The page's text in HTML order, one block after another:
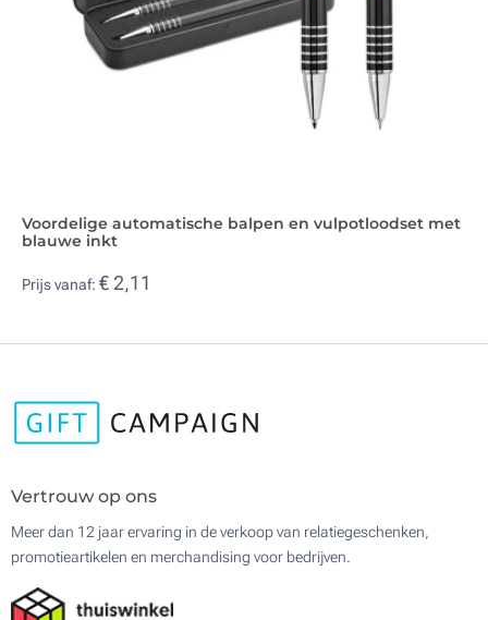
Voordelige automatische balpen en vulpotloodset met
blauwe inkt
Prijs vanaf: € 2,11
Vertrouw op ons
Meer dan 12 jaar ervaring in de verkoop van relatiegeschenken,
promotieartikelen en merchandising voor bedrijven.